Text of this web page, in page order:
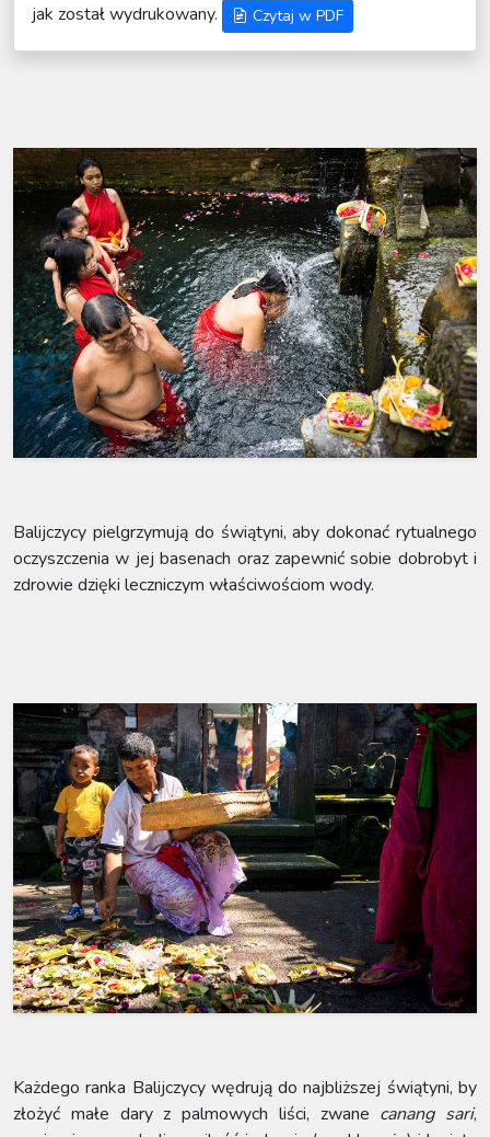
jak został wydrukowany.
Czytaj w PDF
Balijczycy pielgrzymują do świątyni, aby dokonać rytualnego
oczyszczenia w jej basenach oraz zapewnić sobie dobrobyt i
zdrowie dzięki leczniczym właściwościom wody.
Każdego ranka Balijczycy wędrują do najbliższej świątyni, by
złożyć małe dary z palmowych liści, zwane canang sari,